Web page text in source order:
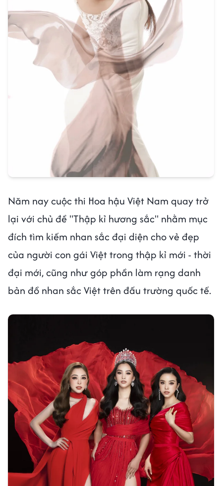
Năm nay cuộc thi Hoa hậu Việt Nam quay trở
lại với chủ đề "Thập kỉ hương sắc" nhằm mục
đích tìm kiếm nhan sắc đại diện cho vẻ đẹp
của người con gái Việt trong thập kỉ mới - thời
đại mới, cũng như góp phần làm rạng danh
bản đồ nhan sắc Việt trên đấu trường quốc tế.